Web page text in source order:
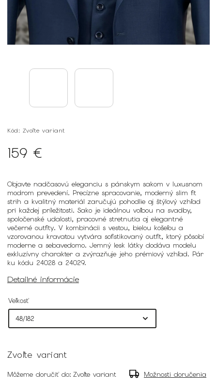
Kód: Zvoľte variant
159 €
Objavte nadčasovú eleganciu s pánskym sakom v luxusnom
modrom prevedení. Precízne spracovanie, moderný slim fit
strih a kvalitný materiál zaručujú pohodlie aj štýlový vzhľad
pri každej príležitosti. Sako je ideálnou voľbou na svadby,
spoločenské udalosti, pracovné stretnutia aj elegantné
večerné outfity. V kombinácii s vestou, bielou košeľou a
vzorovanou kravatou vytvára sofistikovaný outfit, ktorý pôsobí
moderne a sebavedomo. Jemný lesk látky dodáva modelu
exkluzívny charakter a zvýrazňuje jeho prémiový vzhľad. Pár
ku kódu 24028 a 24029.
Detailné informácie
Veľkosť
Zvoľte variant
Môžeme doručiť do: Zvoľte variant Možnosti doručenia